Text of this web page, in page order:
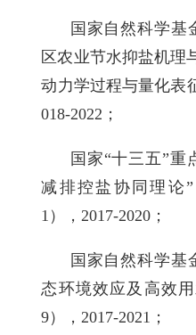
国家自然科学基
区农业节水抑盐机理
动力学过程与量化表
018-2022；
国家“十三五”重
减排控盐协同理论”
1），2017-2020；
国家自然科学基
态环境效应及高效
9），2017-2021；